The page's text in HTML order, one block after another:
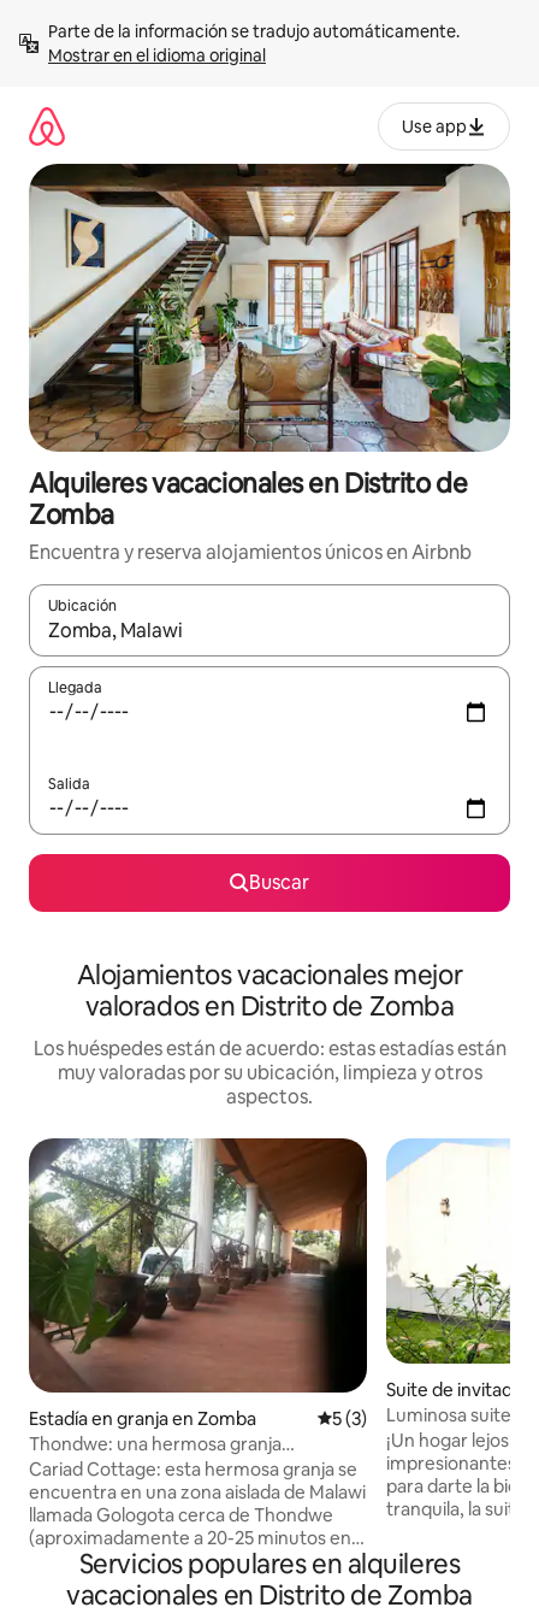
contenidoMostrar en el idioma original
Use app
Alquileres vacacionales en Distrito de
Zomba
Encuentra y reserva alojamientos únicos en Airbnb
Ubicación
Cuando los resultados estén disponibles, navega con las
Llegada
Salida
Buscar
Alojamientos vacacionales mejor
valorados en Distrito de Zomba
Los huéspedes están de acuerdo: estas estadías están
muy valoradas por su ubicación, limpieza y otros
aspectos.
Estadía en granja en Zomba Calificación promedio: 5
5 (3)
Thondwe: una hermosa granja
totalmente amueblada.
Cariad Cottage: esta hermosa granja se
encuentra en una zona aislada de Malawi
llamada Gologota cerca de Thondwe
(aproximadamente a 20-25 minutos en
auto de Zomba. Ideal para un retiro
tranquilo o para aquellos que deseen
disfrutar de un poco de paz y
Suite de invitados
Luminosa suite
independiente
¡Un hogar lejos
impresionantes
para darte la
tranquila, la suite
privado, cocina y
comedor/espacio de
un alojamiento
Servicios populares en alquileres
vacacionales en Distrito de Zomba